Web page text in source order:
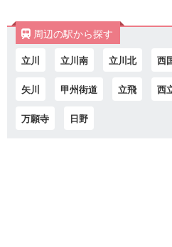
周辺の駅から探す
立川 立川南 立川北 西
矢川 甲州街道 立飛 西
万願寺 日野